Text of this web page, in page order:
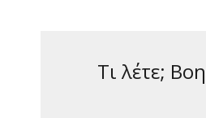
Τι λέτε;